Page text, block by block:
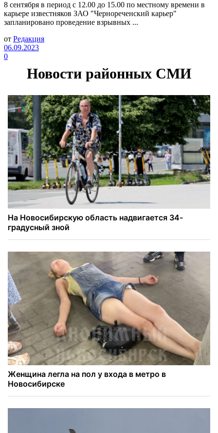
8 сентября в период с 12.00 до 15.00 по местному времени в
карьере известняков ЗАО "Чернореченский карьер"
запланировано проведение взрывных ...
от Редакция
06.09.2023
0